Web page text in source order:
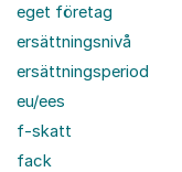
eget företag
ersättningsnivå
ersättningsperiod
eu/ees
f-skatt
fack